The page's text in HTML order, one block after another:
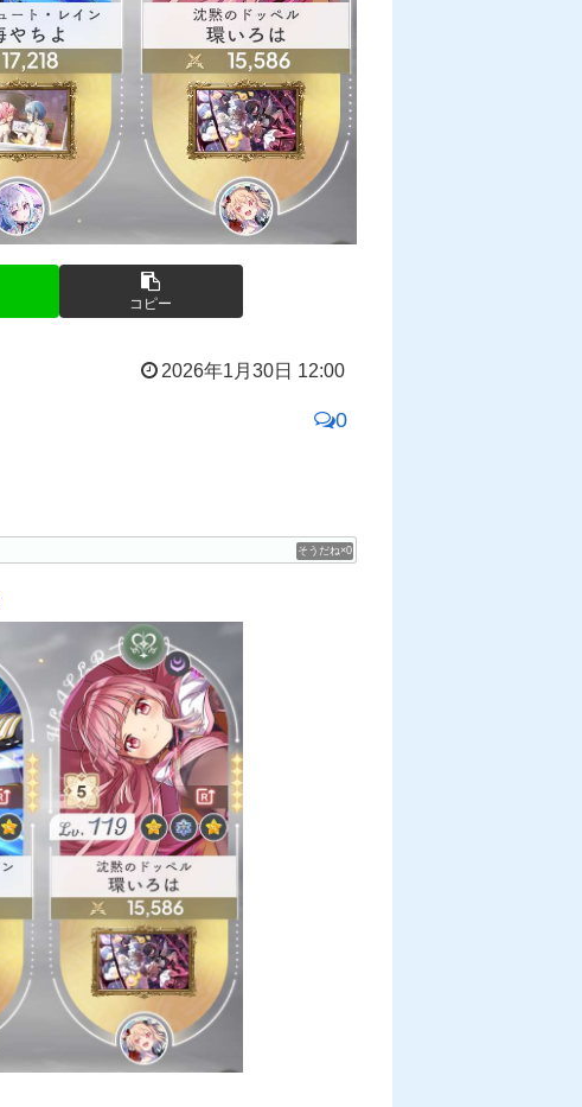
コピー
2026年1月30日 12:00
0
0